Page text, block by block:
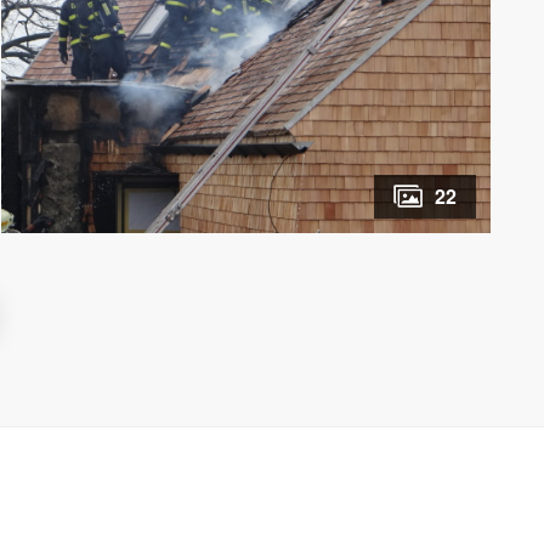
mezistřešních prostor se obešel bez zranění.
Za oheň může svařování elektrickým
obloukem. Operační středisko hasičů
bylo o požáru mlýna na kopci mezi
Zbyslavicemi a Olbramicemi informováno
v úterý krátce před desátou hodinou
dopolední. Do Zbyslavic vyjely tři jednotky
Hasičského záchranného sboru
22